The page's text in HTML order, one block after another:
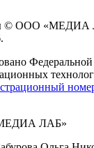
© ООО
ЛАБ»